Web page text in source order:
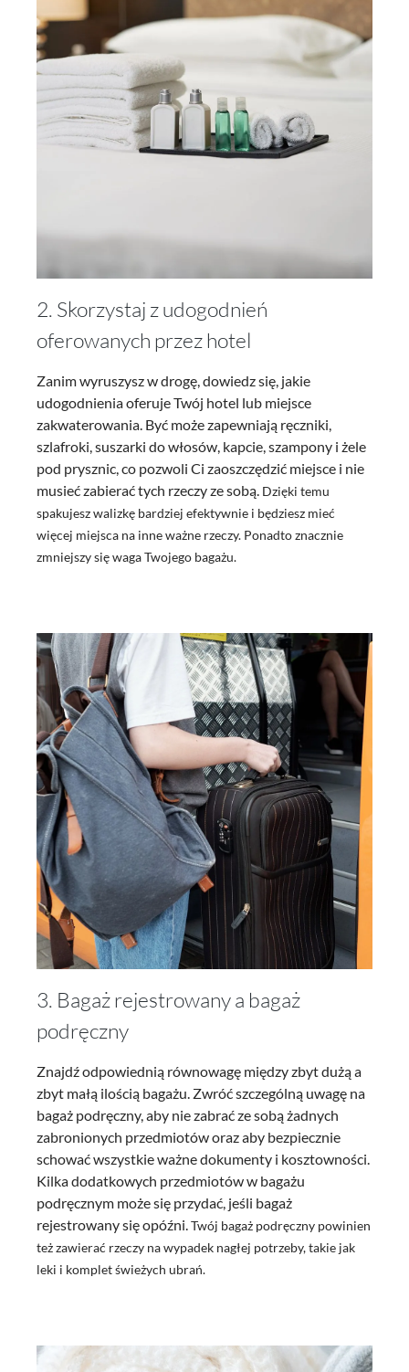
2. Skorzystaj z udogodnień
oferowanych przez hotel
Zanim wyruszysz w drogę, dowiedz się, jakie
udogodnienia oferuje Twój hotel lub miejsce
zakwaterowania. Być może zapewniają ręczniki,
szlafroki, suszarki do włosów, kapcie, szampony i żele
pod prysznic, co pozwoli Ci zaoszczędzić miejsce i nie
musieć zabierać tych rzeczy ze sobą. Dzięki temu
spakujesz walizkę bardziej efektywnie i będziesz mieć
więcej miejsca na inne ważne rzeczy. Ponadto znacznie
zmniejszy się waga Twojego bagażu.
3. Bagaż rejestrowany a bagaż
podręczny
Znajdź odpowiednią równowagę między zbyt dużą a
zbyt małą ilością bagażu. Zwróć szczególną uwagę na
bagaż podręczny, aby nie zabrać ze sobą żadnych
zabronionych przedmiotów oraz aby bezpiecznie
schować wszystkie ważne dokumenty i kosztowności.
Kilka dodatkowych przedmiotów w bagażu
podręcznym może się przydać, jeśli bagaż
rejestrowany się opóźni.Twój bagaż podręczny powinien
też zawierać rzeczy na wypadek nagłej potrzeby, takie jak
leki i komplet świeżych ubrań.